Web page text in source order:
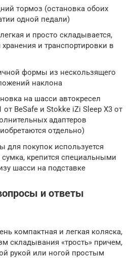
тормоз (остановка обоих
одной педали)
и просто складывается,
и транспортировки в
формы из нескользящего
наклона
на шасси автокресел
от BeSafe и Stokke iZi Sleep X3 от
адаптеров
отдельно)
для покупок используется
сумка, крепится специальными
шасси на подставке
и ответы
компактная и легкая коляска,
складывания «трость» причем,
рукой или ногой простым